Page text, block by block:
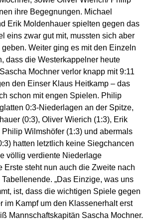
ihre Begegnungen. Michael
Erik Moldenhauer spielten gegen das
eins zwar gut mit, mussten sich aber
Weiter ging es mit den Einzeln
dass die Westerkappelner heute
Mochner verlor knapp mit 9:11
den Einser Klaus Heitkamp – das
schon mit engen Spielen. Philip
0:3-Niederlagen an der Spitze,
(0:3), Oliver Wierich (1:3), Erik
Philip Wilmshöfer (1:3) und abermals
hatten letztlich keine Siegchancen
völlig verdiente Niederlage
Erste steht nun auch die Zweite nach
„Das Einzige, was uns
ist, dass die wichtigen Spiele gegen
im Kampf um den Klassenerhalt erst
Mannschaftskapitän Sascha Mochner.